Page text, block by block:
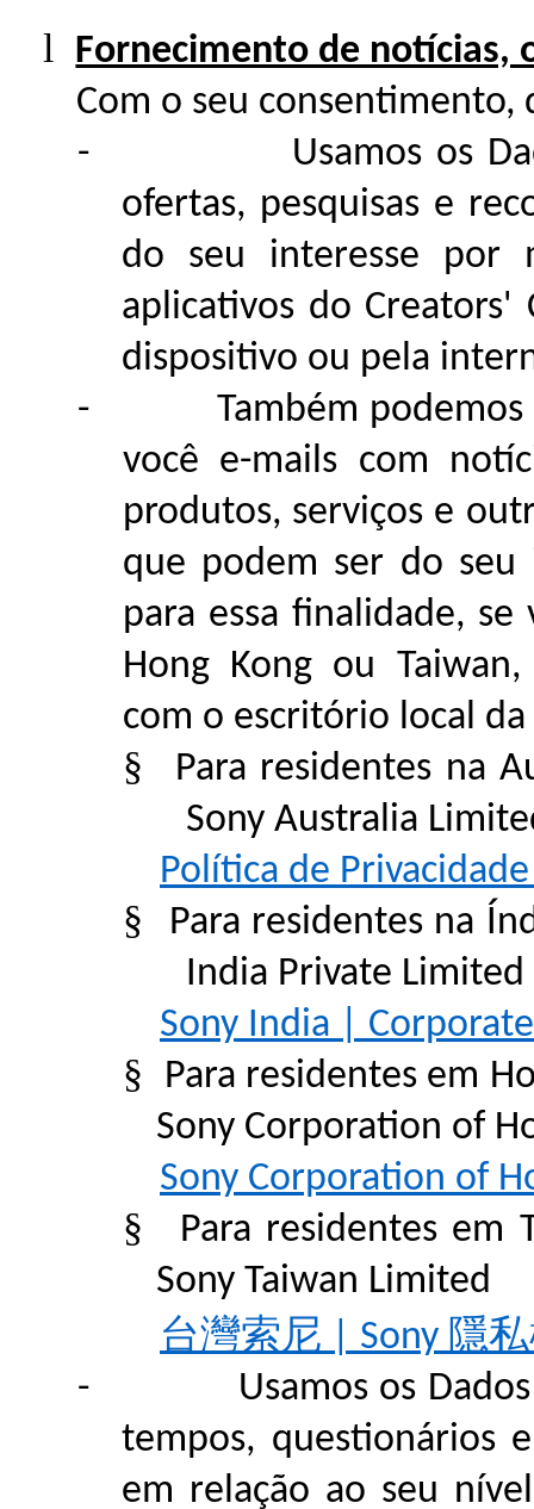
l Fornecimento de notícias,
Com o seu consentimento,
-
Usamos os
ofertas, pesquisas e
do seu interesse por
aplicativos do
dispositivo ou pela
-
Também
você e-mails com
produtos, serviços e
que podem ser do seu
para essa finalidade,
Hong Kong ou
com o escritório local da
§
Para residentes na
Sony Australia
Política de
§
Para residentes na
India Private Limited
Sony India | Corporate
§
Para residentes em
Sony Corporation of
Sony Corporation of
§
Para residentes em
Sony Taiwan Limited
台灣索尼 | Sony 隱
-
Usamos os
tempos, questionários
em relação ao seu